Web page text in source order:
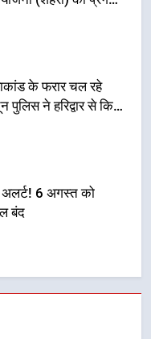
के फरार चल रहे
ने हरिद्वार से किया
अलर्ट! 6 अगस्त को
बंद
सुरक्षा प्राथमिकता:
और स्वास्थ्य सेवाओं के